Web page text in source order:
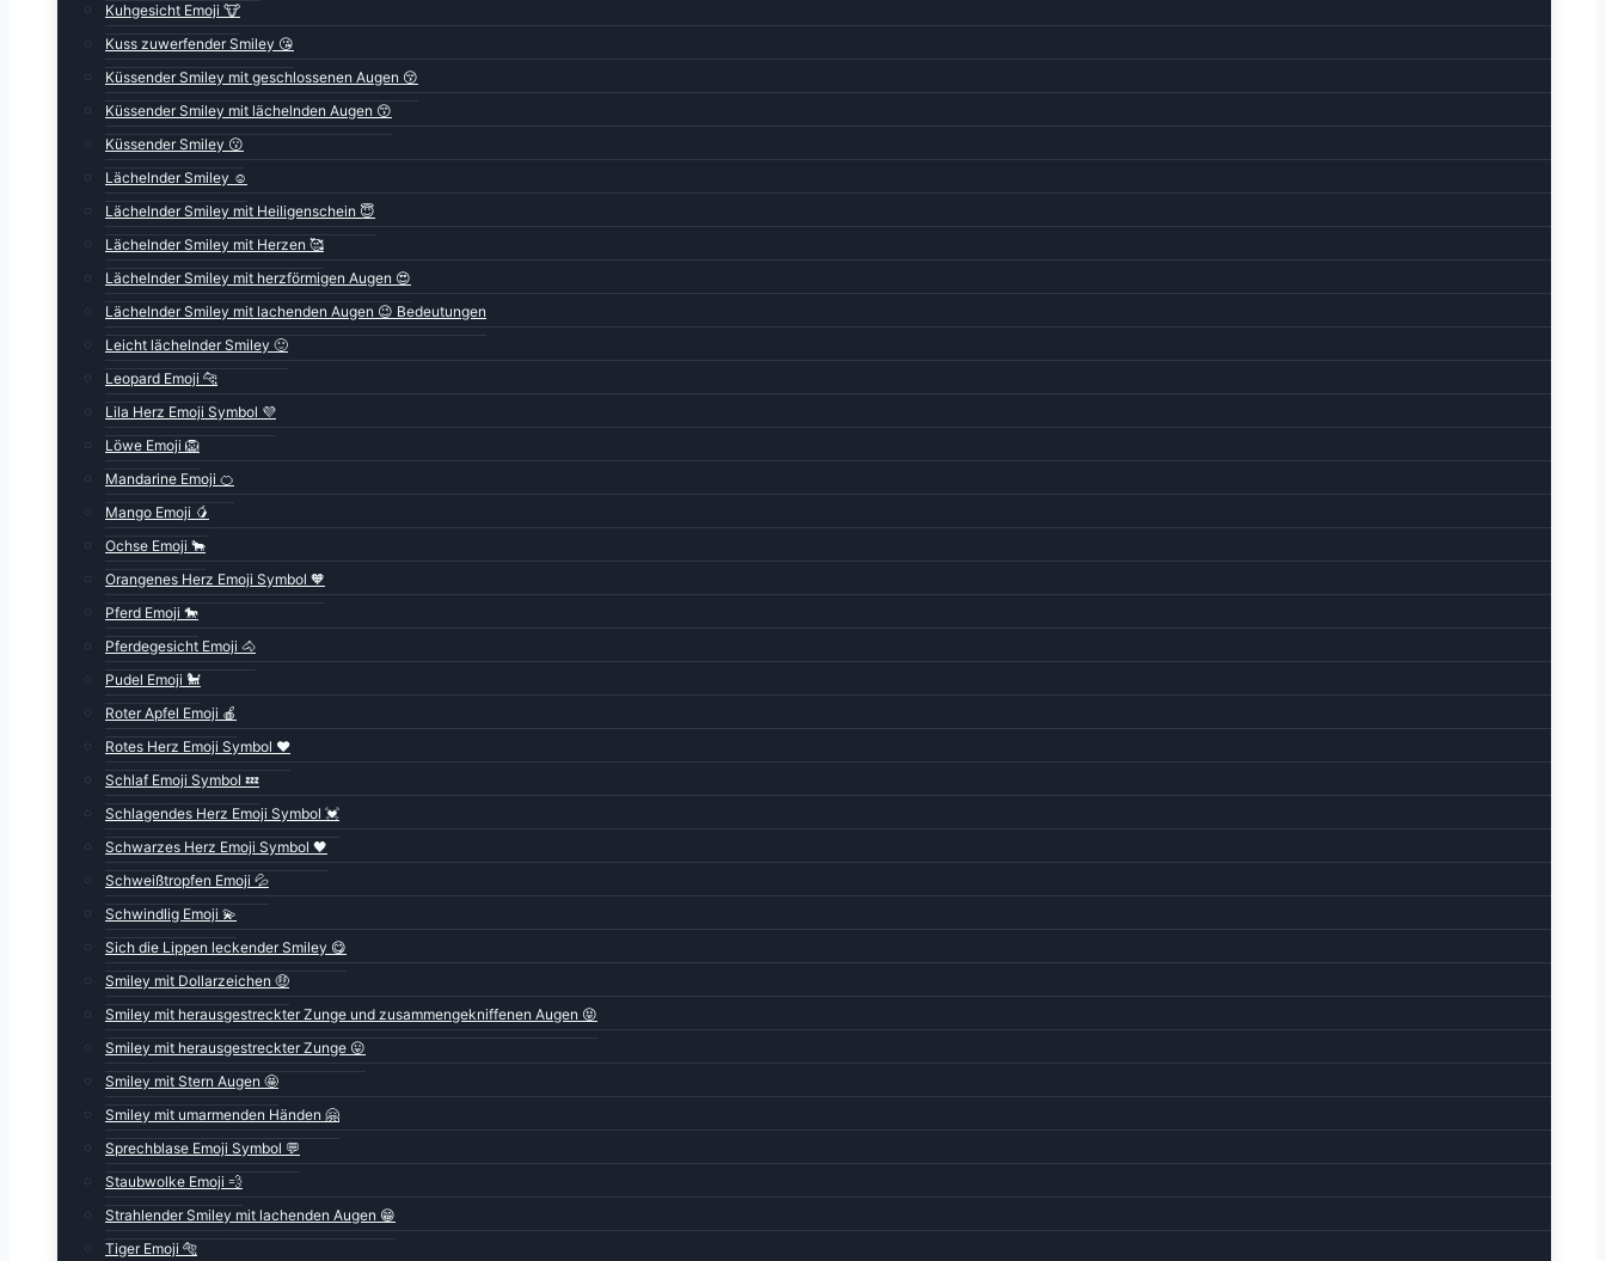
Kuhgesicht Emoji 🐮
Kuss zuwerfender Smiley 😘
Küssender Smiley mit geschlossenen Augen 😚
Küssender Smiley mit lächelnden Augen 😙
Küssender Smiley 😗
Lächelnder Smiley ☺️
Lächelnder Smiley mit Heiligenschein 😇
Lächelnder Smiley mit Herzen 🥰
Lächelnder Smiley mit herzförmigen Augen 😍
Lächelnder Smiley mit lachenden Augen 😉 Bedeutungen
Leicht lächelnder Smiley 🙂
Leopard Emoji 🐆
Lila Herz Emoji Symbol 💜
Löwe Emoji 🦁
Mandarine Emoji 🍊
Mango Emoji 🥭
Ochse Emoji 🐂
Orangenes Herz Emoji Symbol 🧡
Pferd Emoji 🐎
Pferdegesicht Emoji 🐴
Pudel Emoji 🐩
Roter Apfel Emoji 🍎
Rotes Herz Emoji Symbol ❤️
Schlaf Emoji Symbol 💤
Schlagendes Herz Emoji Symbol 💓
Schwarzes Herz Emoji Symbol 🖤
Schweißtropfen Emoji 💦
Schwindlig Emoji 💫
Sich die Lippen leckender Smiley 😋
Smiley mit Dollarzeichen 🤑
Smiley mit herausgestreckter Zunge und zusammengekniffenen Augen 😝
Smiley mit herausgestreckter Zunge 😛
Smiley mit Stern Augen 🤩
Smiley mit umarmenden Händen 🤗
Sprechblase Emoji Symbol 💬
Staubwolke Emoji 💨
Strahlender Smiley mit lachenden Augen 😁
Tiger Emoji 🐅